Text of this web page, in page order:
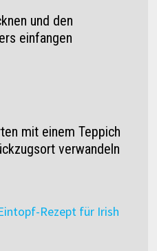
und den
einfangen
mit einem Teppich
verwandeln